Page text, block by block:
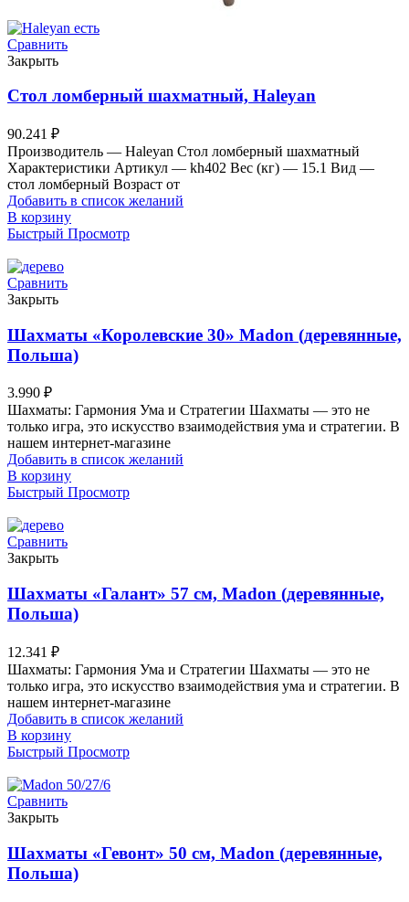
Сравнить
Закрыть
Стол ломберный шахматный, Haleyan
90.241 ₽
Производитель — Haleyan Стол ломберный шахматный
Характеристики Артикул — kh402 Вес (кг) — 15.1 Вид —
стол ломберный Возраст от
Добавить в список желаний
В корзину
Быстрый Просмотр
Сравнить
Закрыть
Шахматы «Королевские 30» Madon (деревянные,
Польша)
3.990 ₽
Шахматы: Гармония Ума и Стратегии Шахматы — это не
только игра, это искусство взаимодействия ума и стратегии. В
нашем интернет-магазине
Добавить в список желаний
В корзину
Быстрый Просмотр
Сравнить
Закрыть
Шахматы «Галант» 57 см, Madon (деревянные,
Польша)
12.341 ₽
Шахматы: Гармония Ума и Стратегии Шахматы — это не
только игра, это искусство взаимодействия ума и стратегии. В
нашем интернет-магазине
Добавить в список желаний
В корзину
Быстрый Просмотр
Сравнить
Закрыть
Шахматы «Гевонт» 50 см, Madon (деревянные,
Польша)